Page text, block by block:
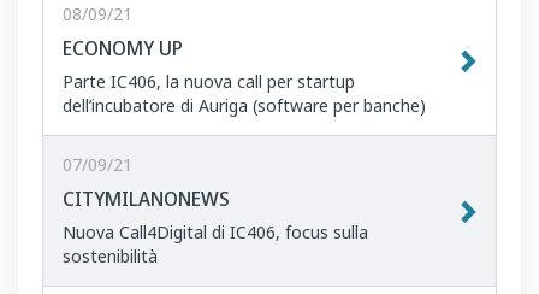
08/09/21
ECONOMY UP
Parte IC406, la nuova call per startup
dell’incubatore di Auriga (software per banche)
07/09/21
CITYMILANONEWS
Nuova Call4Digital di IC406, focus sulla
sostenibilità